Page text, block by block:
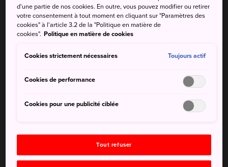
d'une partie de nos cookies. En outre, vous pouvez modifier ou retirer
votre consentement à tout moment en cliquant sur "Paramètres des
cookies" à l'article 3.2 de la "Politique en matière de
cookies". Politique en matière de cookies
Cookies strictement nécessaires Toujours actif
Cookies de performance
Cookies pour une publicité ciblée
Tout refuser